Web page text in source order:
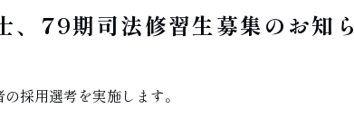
、79期司法修習生募集のお知
採用選考を実施します。